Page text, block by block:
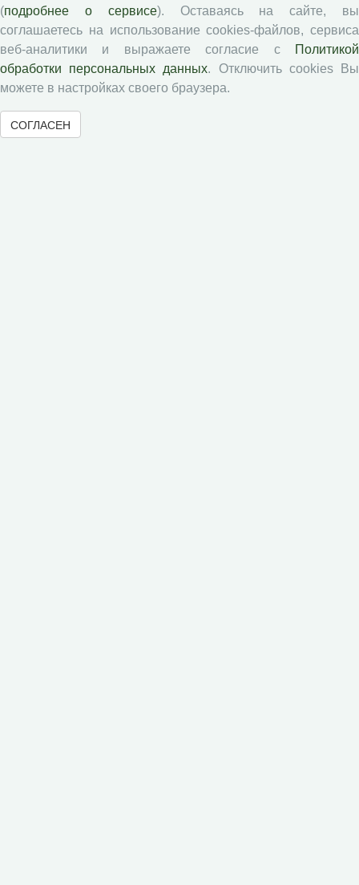
Текущий номер (Том 30, №3, 2026)
Архив
Рубрики
Авторы
Статьи
Подборка статей
(подробнее о сервисе). Оставаясь на сайте, вы
соглашаетесь на использование cookies-файлов, сервиса
веб-аналитики и выражаете согласие с
Политикой
обработки персональных данных. Отключить cookies Вы
можете в настройках своего браузера.
СОГЛАСЕН